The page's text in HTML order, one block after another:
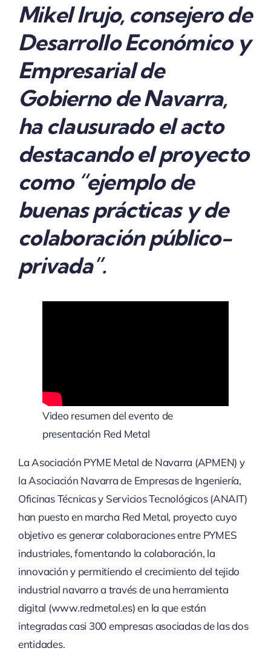
Mikel Irujo, consejero de
Desarrollo Económico y
Empresarial de
Gobierno de Navarra,
ha clausurado el acto
destacando el proyecto
como “ejemplo de
buenas prácticas y de
colaboración público-
privada”.
Video resumen del evento de
presentación Red Metal
La Asociación PYME Metal de Navarra (APMEN) y
la Asociación Navarra de Empresas de Ingeniería,
Oficinas Técnicas y Servicios Tecnológicos (ANAIT)
han puesto en marcha Red Metal, proyecto cuyo
objetivo es generar colaboraciones entre PYMES
industriales, fomentando la colaboración, la
innovación y permitiendo el crecimiento del tejido
industrial navarro a través de una herramienta
digital (www.redmetal.es) en la que están
integradas casi 300 empresas asociadas de las dos
entidades.